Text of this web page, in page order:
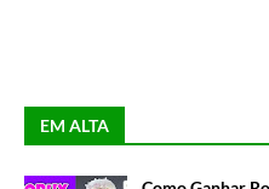
EM ALTA